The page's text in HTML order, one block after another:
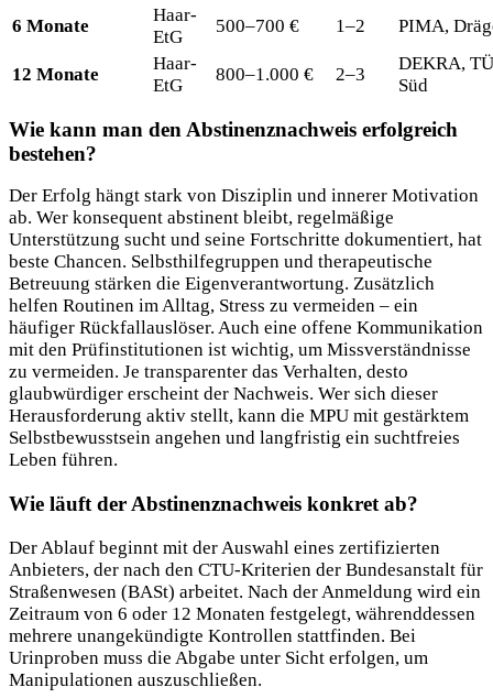
6 Monate
Haar-
EtG
500–700 € 1–2 PIMA,
12 Monate
Haar-
EtG
800–1.000 € 2–3
DEKRA,
Süd
Wie kann man den Abstinenznachweis erfolgreich
bestehen?
Der Erfolg hängt stark von Disziplin und innerer Motivation
ab. Wer konsequent abstinent bleibt, regelmäßige
Unterstützung sucht und seine Fortschritte dokumentiert, hat
beste Chancen. Selbsthilfegruppen und therapeutische
Betreuung stärken die Eigenverantwortung. Zusätzlich
helfen Routinen im Alltag, Stress zu vermeiden – ein
häufiger Rückfallauslöser. Auch eine offene Kommunikation
mit den Prüfinstitutionen ist wichtig, um Missverständnisse
zu vermeiden. Je transparenter das Verhalten, desto
glaubwürdiger erscheint der Nachweis. Wer sich dieser
Herausforderung aktiv stellt, kann die MPU mit gestärktem
Selbstbewusstsein angehen und langfristig ein suchtfreies
Leben führen.
Wie läuft der Abstinenznachweis konkret ab?
Der Ablauf beginnt mit der Auswahl eines zertifizierten
Anbieters, der nach den CTU-Kriterien der Bundesanstalt für
Straßenwesen (BASt) arbeitet. Nach der Anmeldung wird ein
Zeitraum von 6 oder 12 Monaten festgelegt, währenddessen
mehrere unangekündigte Kontrollen stattfinden. Bei
Urinproben muss die Abgabe unter Sicht erfolgen, um
Manipulationen auszuschließen.